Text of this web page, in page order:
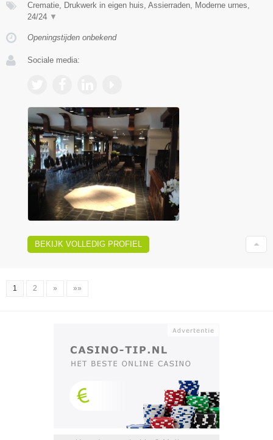
Crematie, Drukwerk in eigen huis, Assierraden, Moderne urnes,
24/24 ▼
Openingstijden onbekend
Sociale media:
BEKIJK VOLLEDIG PROFIEL
1 2 » »»